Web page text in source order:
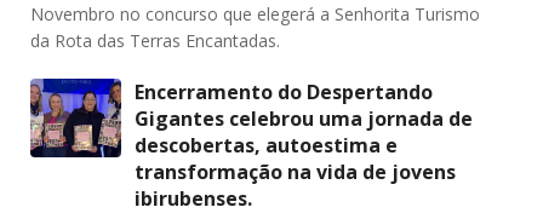
Novembro no concurso que elegerá a Senhorita Turismo
da Rota das Terras Encantadas.
Encerramento do Despertando
Gigantes celebrou uma jornada de
descobertas, autoestima e
transformação na vida de jovens
ibirubenses.